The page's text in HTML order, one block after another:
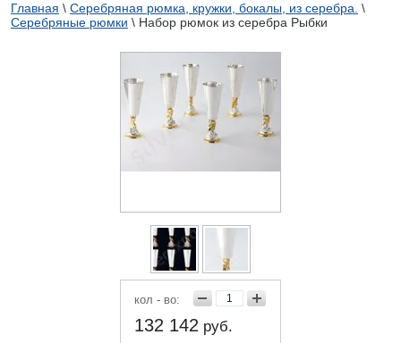
Главная \ Серебряная рюмка, кружки, бокалы, из серебра. \
Серебряные рюмки \ Набор рюмок из серебра Рыбки
кол - во:
132 142 руб.